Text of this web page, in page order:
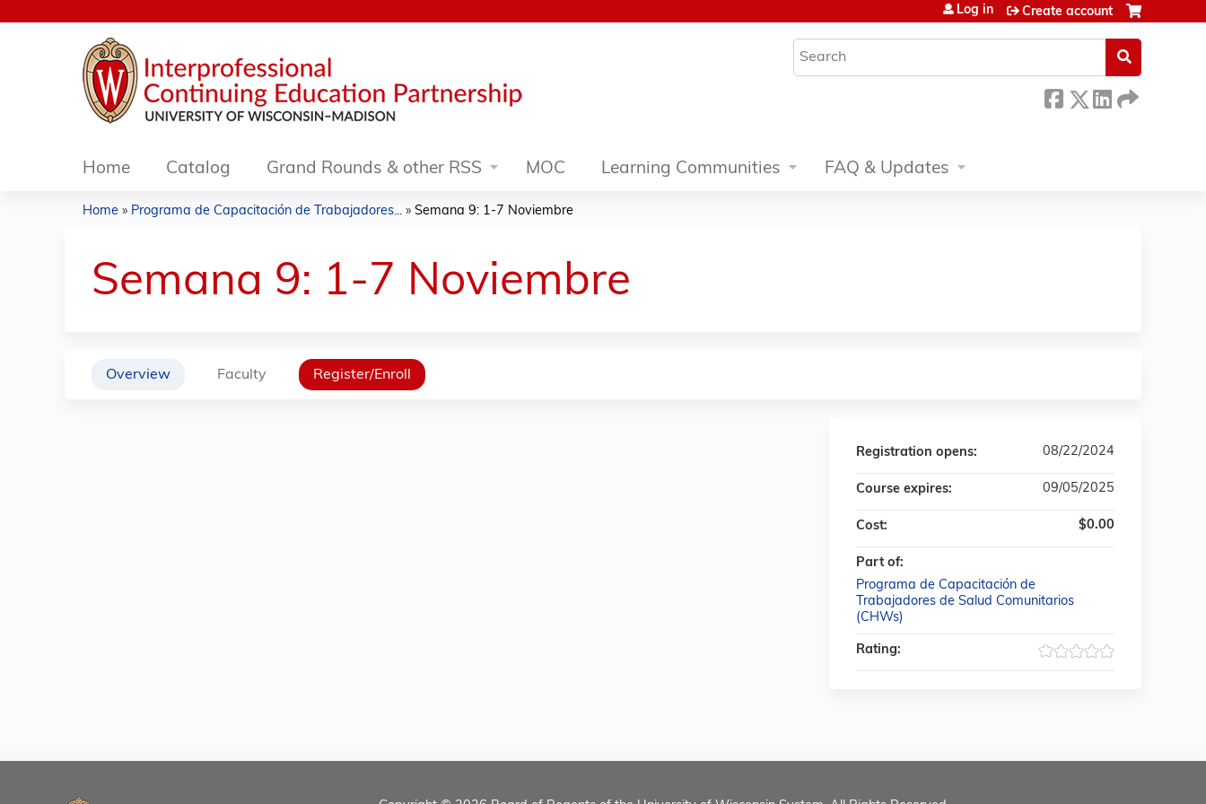
Search
Log in Create account
Home Catalog Grand Rounds & other RSS MOC Learning Communities FAQ & Updates
are
here
Home » Programa de Capacitación de Trabajadores... » Semana 9: 1-7 Noviembre
Semana 9: 1-7 Noviembre
Overview Faculty Register/Enroll
Registration opens: 08/22/2024
Course expires: 09/05/2025
Cost: $0.00
Part of:
Programa de Capacitación de
Trabajadores de Salud Comunitarios
(CHWs)
Rating: